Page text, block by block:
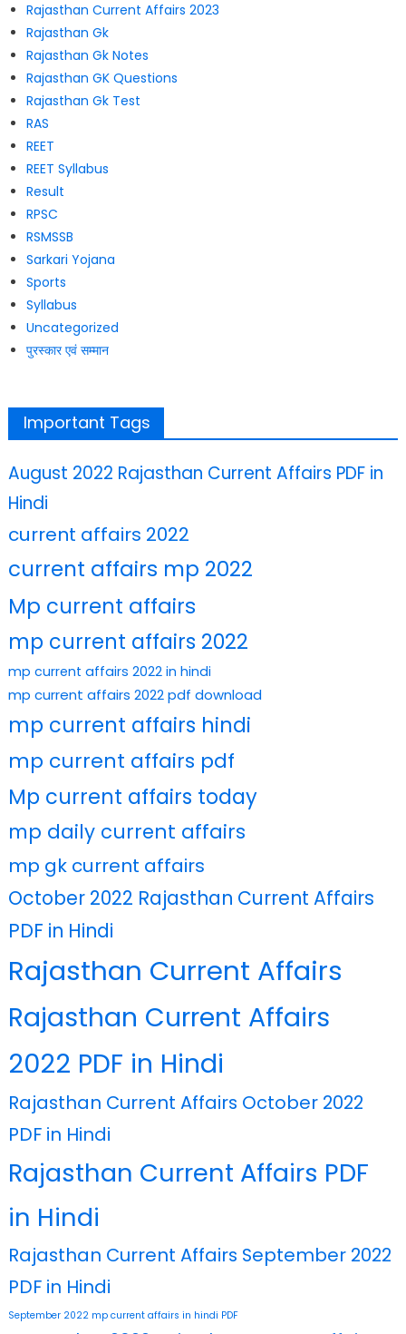
Rajasthan Current Affairs 2023
Rajasthan Gk
Rajasthan Gk Notes
Rajasthan GK Questions
Rajasthan Gk Test
RAS
REET
REET Syllabus
Result
RPSC
RSMSSB
Sarkari Yojana
Sports
Syllabus
Uncategorized
पुरस्कार एवं सम्मान
Important Tags
August 2022 Rajasthan Current Affairs PDF in
Hindi
current affairs 2022
current affairs mp 2022
Mp current affairs
mp current affairs 2022
mp current affairs 2022 in hindi
mp current affairs 2022 pdf download
mp current affairs hindi
mp current affairs pdf
Mp current affairs today
mp daily current affairs
mp gk current affairs
October 2022 Rajasthan Current Affairs
PDF in Hindi
Rajasthan Current Affairs
Rajasthan Current Affairs
2022 PDF in Hindi
Rajasthan Current Affairs October 2022
PDF in Hindi
Rajasthan Current Affairs PDF
in Hindi
Rajasthan Current Affairs September 2022
PDF in Hindi
September 2022 mp current affairs in hindi PDF